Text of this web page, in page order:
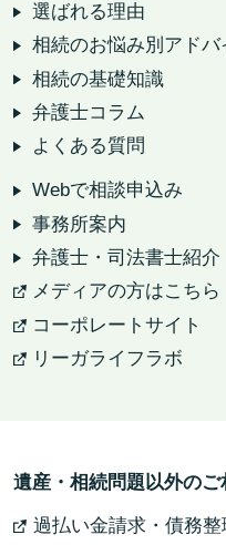
選ばれる理由
相続のお悩み別アドバ
相続の基礎知識
弁護士コラム
よくある質問
Webで相談申込み
事務所案内
弁護士・司法書士紹介
メディアの方はこちら
コーポレートサイト
リーガライフラボ
遺産・相続問題以外のご
過払い金請求・債務整